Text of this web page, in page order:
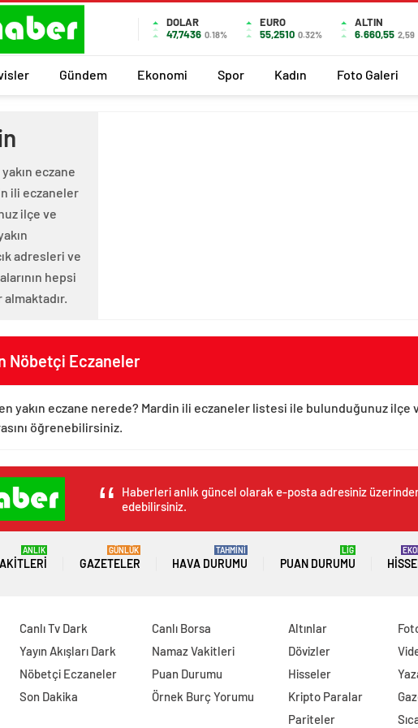
DOLAR
47,7436 0.18%
EURO
55,2510 0.32%
ALTIN
6.660,55 2,59
Gündem Ekonomi Spor Kadın Foto Galeri
eczane
ili eczaneler
ilçe ve
adresleri ve
hepsi
Nöbetçi Eczaneler
yakın eczane nerede? Mardin ili eczaneler listesi ile bulunduğunuz ilçe
öğrenebilirsiniz.
Haberleri anlık güncel olarak e-posta adresiniz
edebilirsiniz.
ANLIK
GAZETELER
GÜNLÜK
HAVA DURUMU
TAHMİNİ
PUAN DURUMU
LİG
Canlı Tv Dark
Yayın Akışları Dark
Nöbetçi Eczaneler
Son Dakika
Canlı Borsa
Namaz Vakitleri
Puan Durumu
Örnek Burç Yorumu
Altınlar
Dövizler
Hisseler
Kripto Paralar
Pariteler